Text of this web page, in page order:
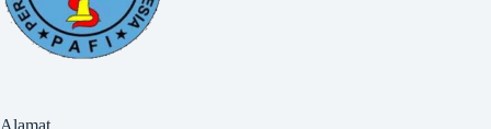
Alamat